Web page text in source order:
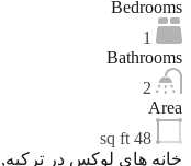
Bedrooms
1
Bathrooms
2
Area
48
sq ft
خانه های لوکس در